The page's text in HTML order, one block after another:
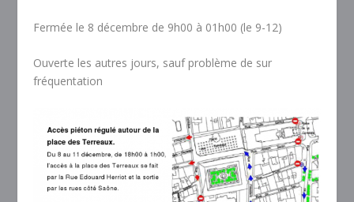
Fermée le 8 décembre de 9h00 à 01h00 (le 9-12)
Ouverte les autres jours, sauf problème de sur
fréquentation